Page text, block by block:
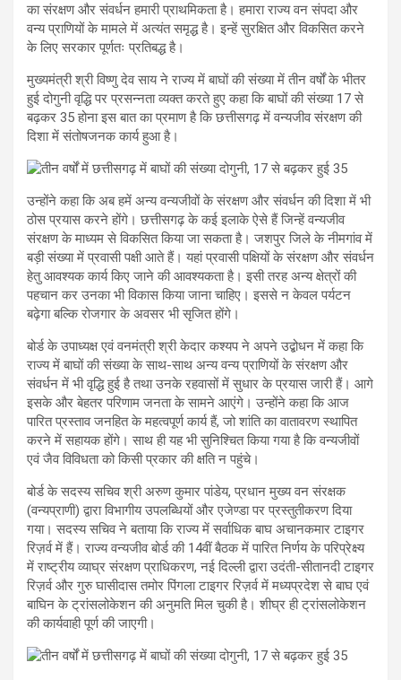
का संरक्षण और संवर्धन हमारी प्राथमिकता है। हमारा राज्य वन संपदा और
वन्य प्राणियों के मामले में अत्यंत समृद्ध है। इन्हें सुरक्षित और विकसित करने
के लिए सरकार पूर्णतः प्रतिबद्ध है।
मुख्यमंत्री श्री विष्णु देव साय ने राज्य में बाघों की संख्या में तीन वर्षों के भीतर
हुई दोगुनी वृद्धि पर प्रसन्नता व्यक्त करते हुए कहा कि बाघों की संख्या 17 से
बढ़कर 35 होना इस बात का प्रमाण है कि छत्तीसगढ़ में वन्यजीव संरक्षण की
दिशा में संतोषजनक कार्य हुआ है।
उन्होंने कहा कि अब हमें अन्य वन्यजीवों के संरक्षण और संवर्धन की दिशा में भी
ठोस प्रयास करने होंगे। छत्तीसगढ़ के कई इलाके ऐसे हैं जिन्हें वन्यजीव
संरक्षण के माध्यम से विकसित किया जा सकता है। जशपुर जिले के नीमगांव में
बड़ी संख्या में प्रवासी पक्षी आते हैं। यहां प्रवासी पक्षियों के संरक्षण और संवर्धन
हेतु आवश्यक कार्य किए जाने की आवश्यकता है। इसी तरह अन्य क्षेत्रों की
पहचान कर उनका भी विकास किया जाना चाहिए। इससे न केवल पर्यटन
बढ़ेगा बल्कि रोजगार के अवसर भी सृजित होंगे।
बोर्ड के उपाध्यक्ष एवं वनमंत्री श्री केदार कश्यप ने अपने उद्बोधन में कहा कि
राज्य में बाघों की संख्या के साथ-साथ अन्य वन्य प्राणियों के संरक्षण और
संवर्धन में भी वृद्धि हुई है तथा उनके रहवासों में सुधार के प्रयास जारी हैं। आगे
इसके और बेहतर परिणाम जनता के सामने आएंगे। उन्होंने कहा कि आज
पारित प्रस्ताव जनहित के महत्वपूर्ण कार्य हैं, जो शांति का वातावरण स्थापित
करने में सहायक होंगे। साथ ही यह भी सुनिश्चित किया गया है कि वन्यजीवों
एवं जैव विविधता को किसी प्रकार की क्षति न पहुंचे।
बोर्ड के सदस्य सचिव श्री अरुण कुमार पांडेय, प्रधान मुख्य वन संरक्षक
(वन्यप्राणी) द्वारा विभागीय उपलब्धियों और एजेण्डा पर प्रस्तुतीकरण दिया
गया। सदस्य सचिव ने बताया कि राज्य में सर्वाधिक बाघ अचानकमार टाइगर
रिज़र्व में हैं। राज्य वन्यजीव बोर्ड की 14वीं बैठक में पारित निर्णय के परिप्रेक्ष्य
में राष्ट्रीय व्याघ्र संरक्षण प्राधिकरण, नई दिल्ली द्वारा उदंती-सीतानदी टाइगर
रिज़र्व और गुरु घासीदास तमोर पिंगला टाइगर रिज़र्व में मध्यप्रदेश से बाघ एवं
बाघिन के ट्रांसलोकेशन की अनुमति मिल चुकी है। शीघ्र ही ट्रांसलोकेशन
की कार्यवाही पूर्ण की जाएगी।